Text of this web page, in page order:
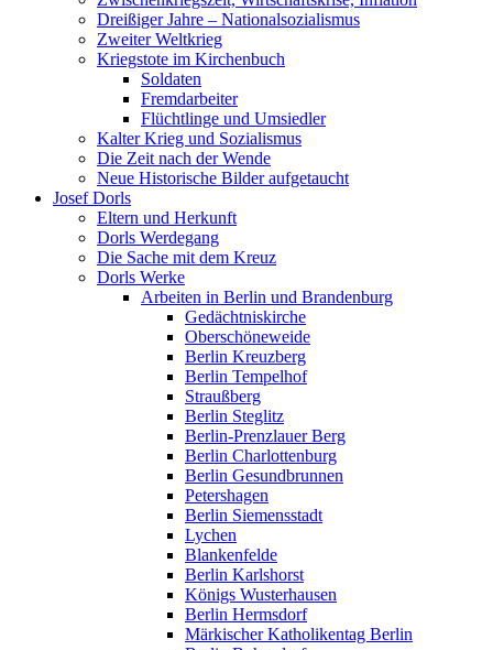
Dreißiger Jahre – Nationalsozialismus
Zweiter Weltkrieg
Kriegstote im Kirchenbuch
Soldaten
Fremdarbeiter
Flüchtlinge und Umsiedler
Kalter Krieg und Sozialismus
Die Zeit nach der Wende
Neue Historische Bilder aufgetaucht
Josef Dorls
Eltern und Herkunft
Dorls Werdegang
Die Sache mit dem Kreuz
Dorls Werke
Arbeiten in Berlin und Brandenburg
Gedächtniskirche
Oberschöneweide
Berlin Kreuzberg
Berlin Tempelhof
Straußberg
Berlin Steglitz
Berlin-Prenzlauer Berg
Berlin Charlottenburg
Berlin Gesundbrunnen
Petershagen
Berlin Siemensstadt
Lychen
Blankenfelde
Berlin Karlshorst
Königs Wusterhausen
Berlin Hermsdorf
Märkischer Katholikentag Berlin